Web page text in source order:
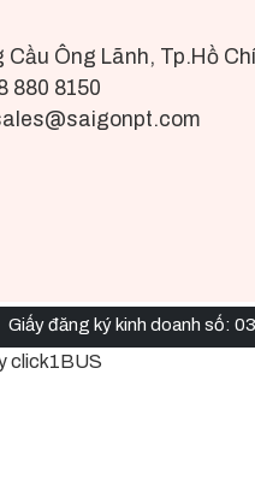
Ông Lãnh, Tp.Hồ
880 8150
Giấy đăng ký kinh doanh số:
click1BUS